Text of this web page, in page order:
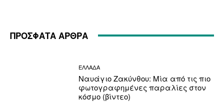
ΠΡΟΣΦΑΤΑ ΑΡΘΡΑ
ΕΛΛΑΔΑ
Ναυάγιο Ζακύνθου: Μία από τις πιο
φωτογραφημένες παραλίες στον
κόσμο (βίντεο)